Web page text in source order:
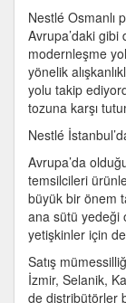
Nestlé Osmanlı
Avrupa’daki gibi
modernleşme
yönelik
yolu takip
tozuna karşı
Nestlé
Avrupa’da
temsilcileri
büyük bir önem
ana sütü yedeği
yetişkinler için
Satış
İzmir, Selanik,
de distribütörler